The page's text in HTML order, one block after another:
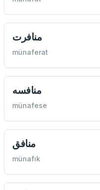
منافرت
münaferat
منافسه
münafese
منافق
münafık